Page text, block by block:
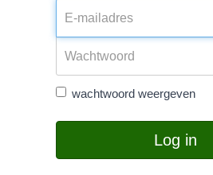
wachtwoord weergeven
Log in